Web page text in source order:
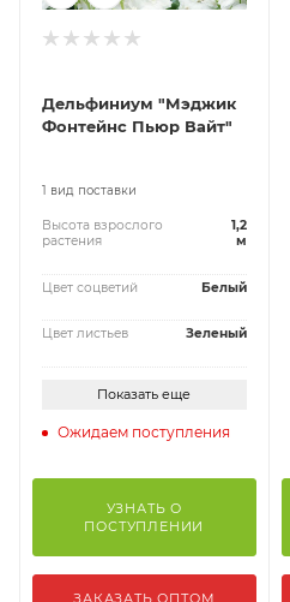
Дельфиниум "Мэджик
Фонтейнс Пьюр Вайт"
1 вид поставки
Высота взрослого
растения
1,2
м
Цвет соцветий Белый
Цвет листьев Зеленый
Показать еще
Ожидаем поступления
УЗНАТЬ О
ПОСТУПЛЕНИИ
ЗАКАЗАТЬ ОПТОМ